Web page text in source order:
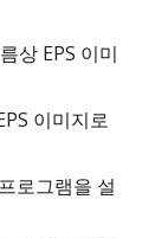
상 EPS 이미
이미지로
로그램을 설